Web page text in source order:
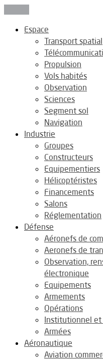
Espace
Transport spatial
Propulsion
Vols habités
Observation
Sciences
Segment sol
Navigation
Industrie
Groupes
Constructeurs
Equipementiers
Hélicoptéristes
Financements
Salons
Réglementation
Défense
Aéronefs de
Aeronefs de
Observation,
électronique
Equipements
Armements
Opérations
Institutionnel
Armées
Aéronautique
Aviation